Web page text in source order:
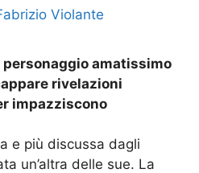
Violante
amatissimo
rivelazioni
impazziscono
e più discussa dagli
un’altra delle sue. La